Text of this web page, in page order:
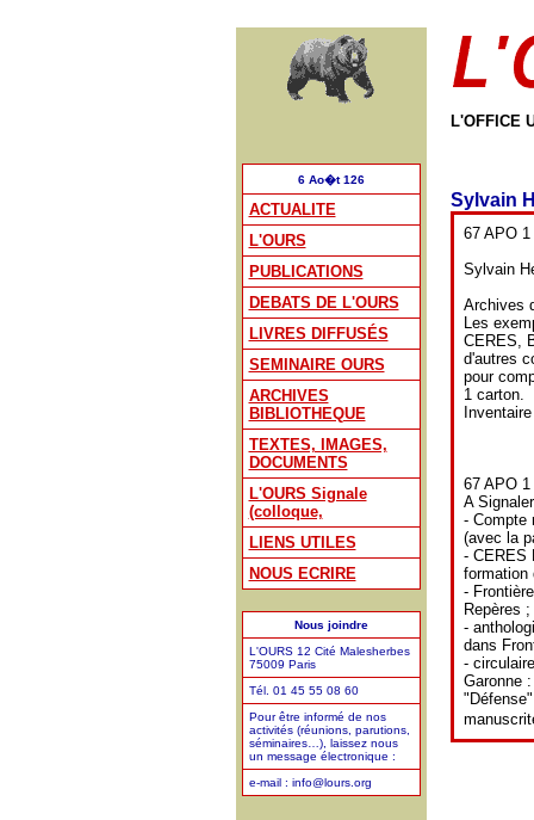
6 Ao�t 126
ACTUALITE
L'OURS
PUBLICATIONS
DEBATS DE L'OURS
LIVRES DIFFUSÉS
SEMINAIRE OURS
ARCHIVES
BIBLIOTHEQUE
TEXTES, IMAGES,
DOCUMENTS
L'OURS Signale
(colloque,
LIENS UTILES
NOUS ECRIRE
Nous joindre
L'OURS 12 Cité Malesherbes
75009 Paris
Tél. 01 45 55 08 60
Pour être informé de nos
activités (réunions, parutions,
séminaires…), laissez nous
un message électronique :
e-mail : info@lours.org
L'OFFICE
Sylvain
67 APO
Sylvain
Archives
Les
CERES,
d'autres
pour
1 carton.
67 APO
A
- Compte
(avec la
- CERES
formation
-
Repères
-
dans
-
Garonne